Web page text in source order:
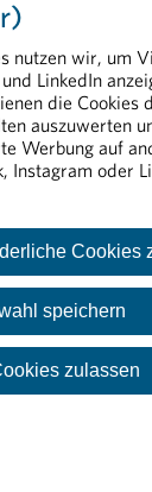
das Arzneimittel
Weiterbildung
Transparenz
Cookie-
nutzen wir, um
LinkedIn
die Cookies
auszuwerten
Werbung auf
Instagram oder
Cookies
speichern
zulassen